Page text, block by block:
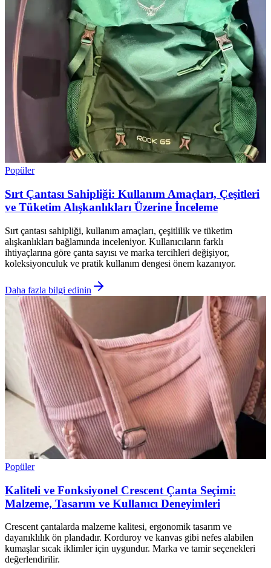
Popüler
Sırt Çantası Sahipliği: Kullanım Amaçları, Çeşitleri
ve Tüketim Alışkanlıkları Üzerine İnceleme
Sırt çantası sahipliği, kullanım amaçları, çeşitlilik ve tüketim
alışkanlıkları bağlamında inceleniyor. Kullanıcıların farklı
ihtiyaçlarına göre çanta sayısı ve marka tercihleri değişiyor,
koleksiyonculuk ve pratik kullanım dengesi önem kazanıyor.
Daha fazla bilgi edinin
Popüler
Kaliteli ve Fonksiyonel Crescent Çanta Seçimi:
Malzeme, Tasarım ve Kullanıcı Deneyimleri
Crescent çantalarda malzeme kalitesi, ergonomik tasarım ve
dayanıklılık ön plandadır. Korduroy ve kanvas gibi nefes alabilen
kumaşlar sıcak iklimler için uygundur. Marka ve tamir seçenekleri
değerlendirilir.